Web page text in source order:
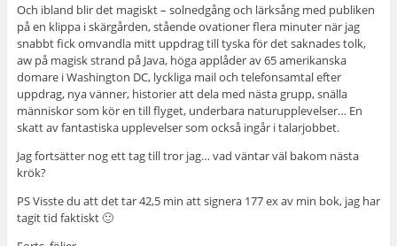
Och ibland blir det magiskt – solnedgång och lärksång med publiken
på en klippa i skärgården, stående ovationer flera minuter när jag
snabbt fick omvandla mitt uppdrag till tyska för det saknades tolk,
aw på magisk strand på Java, höga applåder av 65 amerikanska
domare i Washington DC, lyckliga mail och telefonsamtal efter
uppdrag, nya vänner, historier att dela med nästa grupp, snälla
människor som kör en till flyget, underbara naturupplevelser… En
skatt av fantastiska upplevelser som också ingår i talarjobbet.
Jag fortsätter nog ett tag till tror jag… vad väntar väl bakom nästa
krök?
PS Visste du att det tar 42,5 min att signera 177 ex av min bok, jag har
tagit tid faktiskt 🙂